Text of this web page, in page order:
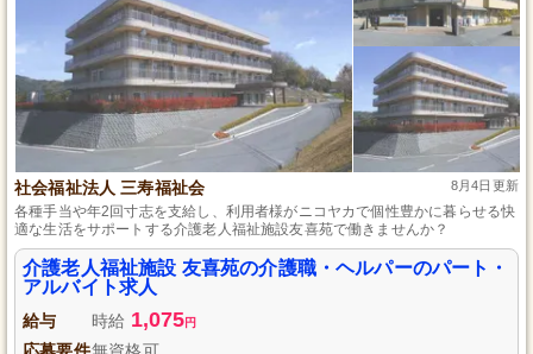
社会福祉法人 三寿福祉会 8月4日更新
各種手当や年2回寸志を支給し、利用者様がニコヤカで個性豊かに暮らせる快
適な生活をサポートする介護老人福祉施設友喜苑で働きませんか？
介護老人福祉施設 友喜苑の介護職・ヘルパーのパート・
アルバイト求人
給与 時給 1,075円